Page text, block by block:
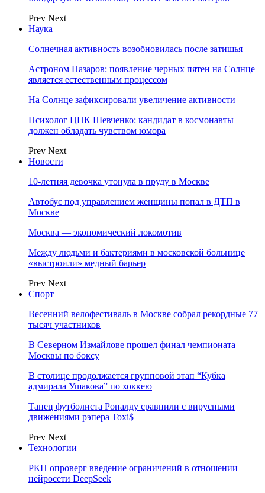
Prev Next
Наука
Солнечная активность возобновилась после затишья
Астроном Назаров: появление черных пятен на Солнце
является естественным процессом
На Солнце зафиксировали увеличение активности
Психолог ЦПК Шевченко: кандидат в космонавты
должен обладать чувством юмора
Prev Next
Новости
10-летняя девочка утонула в пруду в Москве
Автобус под управлением женщины попал в ДТП в
Москве
Москва — экономический локомотив
Между людьми и бактериями в московской больнице
«выстроили» медный барьер
Prev Next
Спорт
Весенний велофестиваль в Москве собрал рекордные 77
тысяч участников
В Северном Измайлове прошел финал чемпионата
Москвы по боксу
В столице продолжается групповой этап “Кубка
адмирала Ушакова” по хоккею
Танец футболиста Роналду сравнили с вирусными
движениями рэпера Toxi$
Prev Next
Технологии
РКН опроверг введение ограничений в отношении
нейросети DeepSeek